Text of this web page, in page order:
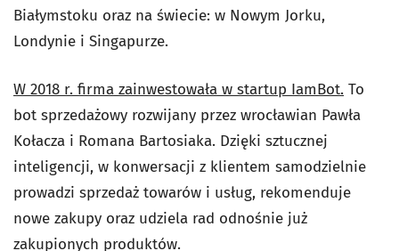
Białymstoku oraz na świecie: w Nowym Jorku,
Londynie i Singapurze.
W 2018 r. firma zainwestowała w startup IamBot. To
bot sprzedażowy rozwijany przez wrocławian Pawła
Kołacza i Romana Bartosiaka. Dzięki sztucznej
inteligencji, w konwersacji z klientem samodzielnie
prowadzi sprzedaż towarów i usług, rekomenduje
nowe zakupy oraz udziela rad odnośnie już
zakupionych produktów.